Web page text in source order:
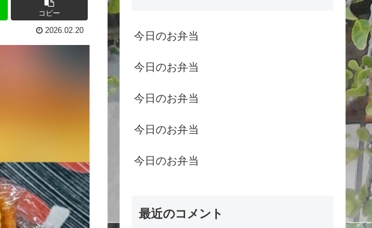
コピー
2026.02.20 今日のお弁当
今日のお弁当
今日のお弁当
今日のお弁当
今日のお弁当
最近のコメント